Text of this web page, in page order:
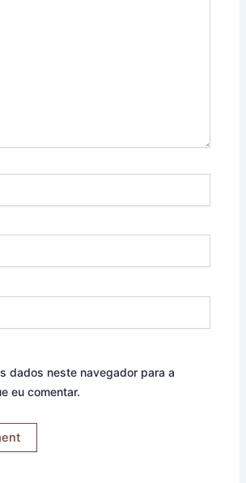
dados neste navegador para a
eu comentar.